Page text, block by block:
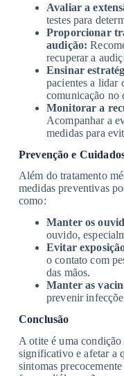
Avaliar a
testes para
Proporcionar
audição:
recuperar a
Ensinar
pacientes a lidar
comunicação no
Monitorar a
Acompanhar a
medidas para
Prevenção e
Além do tratamento
medidas preventivas
como:
Manter os
ouvido,
Evitar
o contato com
das mãos.
Manter as
prevenir
Conclusão
A otite é uma
significativo e afetar a
sintomas